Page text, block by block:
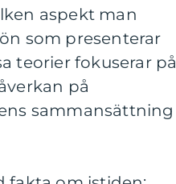
aspekt man
som presenterar
teorier fokuserar på
på
sammansättning